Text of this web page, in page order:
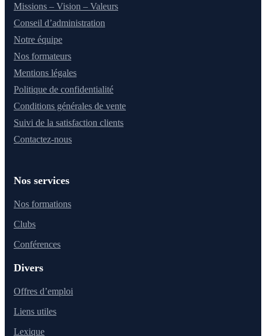
Missions – Vision – Valeurs
Conseil d’administration
Notre équipe
Nos formateurs
Mentions légales
Politique de confidentialité
Conditions générales de vente
Suivi de la satisfaction clients
Contactez-nous
Nos services
Nos formations
Clubs
Conférences
Divers
Offres d’emploi
Liens utiles
Lexique